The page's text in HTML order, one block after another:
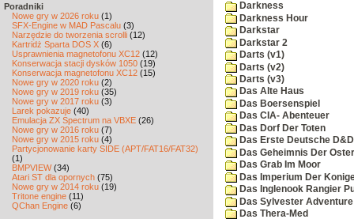
Poradniki
Nowe gry w 2026 roku (1)
SFX-Engine w MAD Pascalu (3)
Narzędzie do tworzenia scrolli (12)
Kartridż Sparta DOS X (6)
Usprawnienia magnetofonu XC12 (12)
Konserwacja stacji dysków 1050 (19)
Konserwacja magnetofonu XC12 (15)
Nowe gry w 2020 roku (2)
Nowe gry w 2019 roku (35)
Nowe gry w 2017 roku (3)
Larek pokazuje (40)
Emulacja ZX Spectrum na VBXE (26)
Nowe gry w 2016 roku (7)
Nowe gry w 2015 roku (4)
Partycjonowanie karty SIDE (APT/FAT16/FAT32)
(1)
BMPVIEW(34)
Atari ST dla opornych (75)
Nowe gry w 2014 roku (19)
Tritone engine (11)
QChan Engine (6)
Darkness
Darkness Hour
Darkstar
Darkstar 2
Darts (v1)
Darts (v2)
Darts (v3)
Das Alte Haus
Das Boersenspiel
Das CIA- Abenteuer
Das Dorf Der Toten
Das Erste Deutsche
Das Geheimnis Der
Das Grab Im Moor
Das Imperium Der
Das Inglenook Rangier
Das Sylvester Adventure
Das Thera-Med